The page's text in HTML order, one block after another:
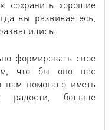
сохранить хорошие
вы развиваетесь,
формировать свое
что бы оно вас
помогало иметь
радости, больше